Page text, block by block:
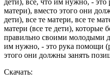
дети), все, что им нужно, -
матери), вместо этого они
дети), все те матери, все те
матери (все те дети), которые
правильно своими молодыми
им нужно, - это рука помощи
этого они должны занять
Скачать: